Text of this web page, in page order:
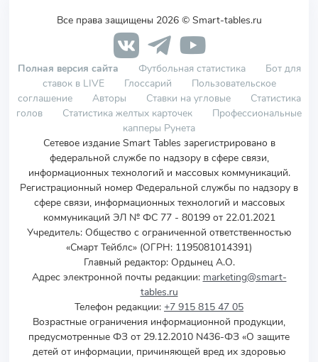
Все права защищены 2026 © Smart-tables.ru
Полная версия сайта Футбольная статистика
Бот для
ставок в LIVE
Глоссарий
Пользовательское
соглашение
Авторы Ставки на угловые
Статистика
голов
Статистика желтых карточек
Профессиональные
капперы Рунета
Сетевое издание Smart Tables зарегистрировано в
федеральной службе по надзору в сфере связи,
информационных технологий и массовых коммуникаций.
Регистрационный номер Федеральной службы по надзору в
сфере связи, информационных технологий и массовых
коммуникаций ЭЛ № ФС 77 - 80199 от 22.01.2021
Учредитель: Общество с ограниченной ответственностью
«Смарт Тейблс» (ОГРН: 1195081014391)
Главный редактор: Ордынец А.О.
Адрес электронной почты редакции: marketing@smart-
tables.ru
Телефон редакции: +7 915 815 47 05
Возрастные ограничения информационной продукции,
предусмотренные ФЗ от 29.12.2010 N436-ФЗ «О защите
детей от информации, причиняющей вред их здоровью